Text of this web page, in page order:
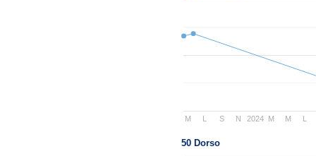
2024
M L S N M M L
50 Dorso